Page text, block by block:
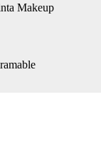
Makeup